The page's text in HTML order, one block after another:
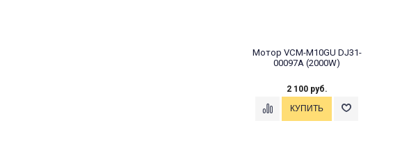
Мотор VCM-M10GU DJ31-
00097A (2000W)
2 100 руб.